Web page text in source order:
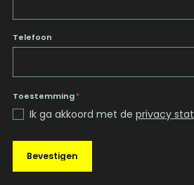
Telefoon
Toestemming*
Ik ga akkoord met deprivacy
Bevestigen